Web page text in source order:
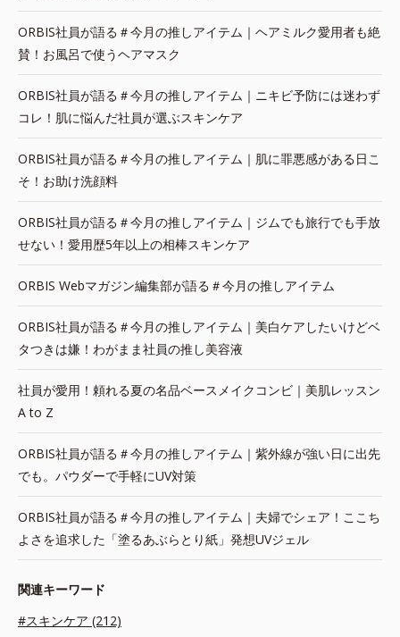
ORBIS社員が語る＃今月の推しアイテム｜ヘアミルク愛用者も絶
賛！お風呂で使うヘアマスク
ORBIS社員が語る＃今月の推しアイテム｜ニキビ予防には迷わず
コレ！肌に悩んだ社員が選ぶスキンケア
ORBIS社員が語る＃今月の推しアイテム｜肌に罪悪感がある日こ
そ！お助け洗顔料
ORBIS社員が語る＃今月の推しアイテム｜ジムでも旅行でも手放
せない！愛用歴5年以上の相棒スキンケア
ORBIS Webマガジン編集部が語る＃今月の推しアイテム
ORBIS社員が語る＃今月の推しアイテム｜美白ケアしたいけどベ
タつきは嫌！わがまま社員の推し美容液
社員が愛用！頼れる夏の名品ベースメイクコンビ｜美肌レッスン
A to Z
ORBIS社員が語る＃今月の推しアイテム｜紫外線が強い日に出先
でも。パウダーで手軽にUV対策
ORBIS社員が語る＃今月の推しアイテム｜夫婦でシェア！ここち
よさを追求した「塗るあぶらとり紙」発想UVジェル
関連キーワード
#スキンケア (212)